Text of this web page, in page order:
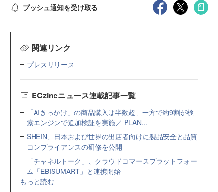
プッシュ通知を受け取る
関連リンク
プレスリリース
ECzineニュース連載記事一覧
「AIきっかけ」の商品購入は半数超、一方で約9割が検
索エンジンで追加検証を実施／ PLAN...
SHEIN、日本および世界の出店者向けに製品安全と品質
コンプライアンスの研修を公開
「チャネルトーク」、クラウドコマースプラットフォー
ム「EBISUMART」と連携開始
もっと読む